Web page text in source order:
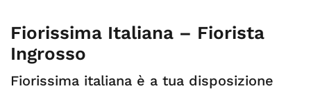
Fiorissima Italiana – Fiorista
Ingrosso
Fiorissima italiana è a tua disposizione